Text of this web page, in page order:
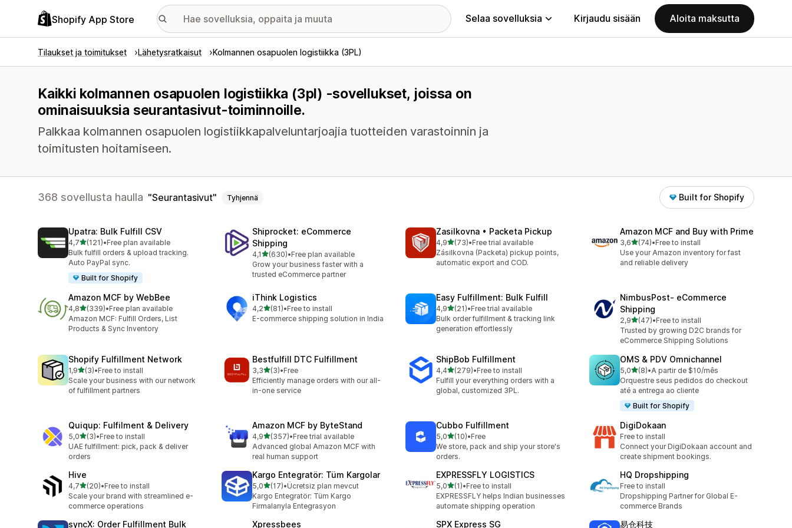
Shopify App Store Selaa sovelluksia Kirjaudu sisään Aloita maksutta
Tilaukset ja toimitukset Lähetysratkaisut Kolmannen osapuolen logistiikka (3PL)
Kaikki kolmannen osapuolen logistiikka (3pl) -sovellukset, joissa on
ominaisuuksia seurantasivut-toiminnoille.
Palkkaa kolmannen osapuolen logistiikkapalveluntarjoajia tuotteiden varastoinnin ja
toimitusten hoitamiseen.
368 sovellusta haulla Seurantasivut Tyhjennä Built for Shopify
Upatra: Bulk Fulfill CSV
4,7/ 5 tähteä
(121)
121 arvostelua yhteensä
•Free plan available
Bulk fulfill orders & upload tracking.
Auto PayPal sync.
Built for Shopify
Shiprocket: eCommerce
Shipping
4,1/ 5 tähteä
(630)
630 arvostelua yhteensä
•Free plan available
Grow your business faster with a
trusted eCommerce partner
Zasilkovna • Packeta Pickup
4,9/ 5 tähteä
(73)
73 arvostelua yhteensä
•Free trial available
Zásilkovna (Packeta) pickup points,
automatic export and COD.
Amazon MCF and Buy with Prime
3,6/ 5 tähteä
(74)
74 arvostelua yhteensä
•Free to install
Use your Amazon inventory for fast
and reliable delivery
Amazon MCF by WebBee
4,8/ 5 tähteä
(339)
339 arvostelua yhteensä
•Free plan available
Amazon MCF: Fulfill Orders, List
Products & Sync Inventory
iThink Logistics
4,2/ 5 tähteä
(81)
81 arvostelua yhteensä
•Free to install
E-commerce shipping solution in India
Easy Fulfillment: Bulk Fulfill
4,9/ 5 tähteä
(21)
21 arvostelua yhteensä
•Free trial available
Bulk order fulfillment & tracking link
generation effortlessly
NimbusPost‑ eCommerce
Shipping
2,9/ 5 tähteä
(47)
47 arvostelua yhteensä
•Free to install
Trusted by growing D2C brands for
eCommerce Shipping Solutions
Shopify Fulfillment Network
1,9/ 5 tähteä
(3)
3 arvostelua yhteensä
•Free to install
Scale your business with our network
of fulfillment partners
Bestfulfill DTC Fulfillment
3,3/ 5 tähteä
(3)
3 arvostelua yhteensä
•Free
Efficiently manage orders with our all-
in-one service
ShipBob Fulfillment
4,4/ 5 tähteä
(279)
279 arvostelua yhteensä
•Free to install
Fulfill your everything orders with a
global, customized 3PL.
OMS & PDV Omnichannel
5,0/ 5 tähteä
(8)
8 arvostelua yhteensä
•A partir de $10/mês
Orquestre seus pedidos do checkout
até a entrega ao cliente
Built for Shopify
Quiqup: Fulfilment & Delivery
5,0/ 5 tähteä
(3)
3 arvostelua yhteensä
•Free to install
UAE fulfillment: pick, pack & deliver
orders
Amazon MCF by ByteStand
4,9/ 5 tähteä
(357)
357 arvostelua yhteensä
•Free trial available
Advanced global Amazon MCF with
real human support
Cubbo Fulfillment
5,0/ 5 tähteä
(10)
10 arvostelua yhteensä
•Free
We store, pack and ship your store's
orders.
DigiDokaan
Free to install
Connect your DigiDokaan account and
create shipment bookings.
Hive
4,7/ 5 tähteä
(20)
20 arvostelua yhteensä
•Free to install
Scale your brand with streamlined e-
commerce operations
Kargo Entegratör: Tüm Kargolar
5,0/ 5 tähteä
(17)
17 arvostelua yhteensä
•Ücretsiz plan mevcut
Kargo Entegratör: Tüm Kargo
Firmalarıyla Entegrasyon
EXPRESSFLY LOGISTICS
5,0/ 5 tähteä
(1)
1 arvostelua yhteensä
•Free to install
EXPRESSFLY helps Indian businesses
automate shipping operation
HQ Dropshipping
Free to install
Dropshipping Partner for Global E-
commerce Brands
syncX: Order Fulfillment Bulk Xpressbees SPX Express SG 易仓科技